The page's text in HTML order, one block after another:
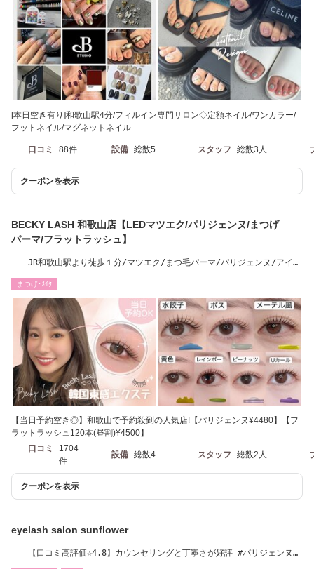
[本日空き有り]和歌山駅4分/フィルイン専門サロン◇定額ネイル/ワンカラー/
フットネイル/マグネットネイル
口コミ 88件 設備 総数5 スタッフ 総数3人
クーポンを表示
BECKY LASH 和歌山店【LEDマツエク/パリジェンヌ/まつげ
パーマ/フラットラッシュ】
JR和歌山駅より徒歩１分/マツエク/まつ毛パーマ/パリジェンヌ/アイブ
まつげ･ﾒｲｸ
【当日予約空き◎】和歌山で予約殺到の人気店!【パリジェンヌ¥4480】【フ
ラットラッシュ120本(昼割)¥4500】
口コミ
1704
件
設備 総数4 スタッフ 総数2人
クーポンを表示
eyelash salon sunflower
【口コミ高評価☆4.8】カウンセリングと丁寧さが好評 #パリジェンヌラ